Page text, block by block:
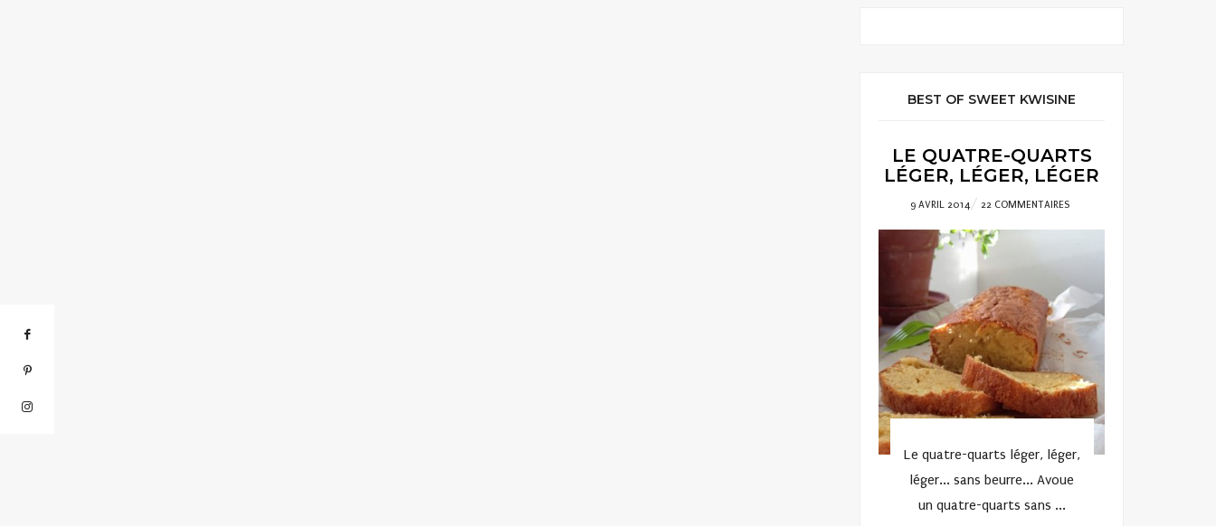
BEST OF SWEET KWISINE
LE QUATRE-QUARTS
LÉGER, LÉGER, LÉGER
POSTED
9 AVRIL 2014 22 COMMENTAIRES
Le quatre-quarts léger, léger,
léger... sans beurre... Avoue
un quatre-quarts sans ...